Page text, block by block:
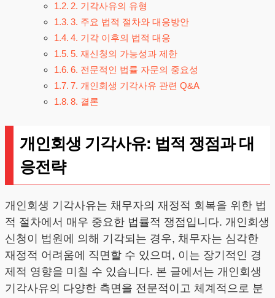
2. 기각사유의 유형
3. 주요 법적 절차와 대응방안
4. 기각 이후의 법적 대응
5. 재신청의 가능성과 제한
6. 전문적인 법률 자문의 중요성
7. 개인회생 기각사유 관련 Q&A
8. 결론
개인회생 기각사유: 법적 쟁점과 대
응전략
개인회생 기각사유는 채무자의 재정적 회복을 위한 법
적 절차에서 매우 중요한 법률적 쟁점입니다. 개인회생
신청이 법원에 의해 기각되는 경우, 채무자는 심각한
재정적 어려움에 직면할 수 있으며, 이는 장기적인 경
제적 영향을 미칠 수 있습니다. 본 글에서는 개인회생
기각사유의 다양한 측면을 전문적이고 체계적으로 분